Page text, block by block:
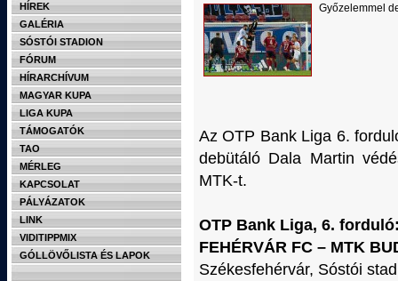
HÍREK
GALÉRIA
SÓSTÓI STADION
FÓRUM
HÍRARCHÍVUM
MAGYAR KUPA
LIGA KUPA
TÁMOGATÓK
TAO
MÉRLEG
KAPCSOLAT
PÁLYÁZATOK
LINK
VIDITIPPMIX
GÓLLÖVŐLISTA ÉS LAPOK
Győzelemmel
Az OTP Bank Liga 6.
debütáló Dala Martin
MTK-t.
OTP Bank Liga, 6.
FEHÉRVÁR FC – MTK
Székesfehérvár, Sóstói